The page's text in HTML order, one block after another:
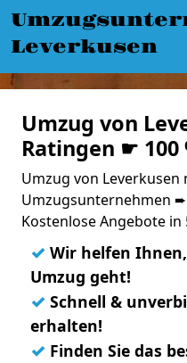
Leverkusen
Umzug von
Ratingen ☛
Umzug von Leverkusen
Umzugsunternehmen ➨
Kostenlose Angebote in
✓ Wir helfen
Umzug geht!
✓ Schnell &
erhalten!
✓ Finden Sie das